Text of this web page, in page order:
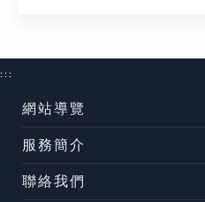
:::
網站導覽
服務簡介
聯絡我們